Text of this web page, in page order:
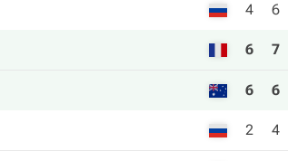
4 6
6 7
6 6
2 4